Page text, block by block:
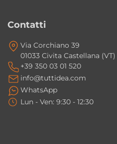
Contatti
Via Corchiano 39
01033 Civita Castellana (VT)
+39 350 03 01 520
info@tuttidea.com
WhatsApp
Lun - Ven: 9:30 - 12:30